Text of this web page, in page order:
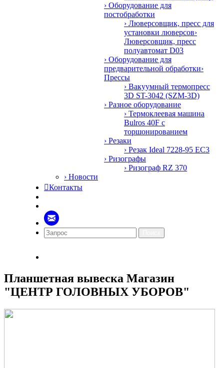
› Оборудование для
постобработки
› Люверсовщик, пресс для
установки люверсов›
Люверсовщик, пресс
полуавтомат D03
› Оборудование для
предварительной обработки›
Прессы
› Вакуумный термопресс
3D ST-3042 (SZM-3D)
› Разное оборудование
› Термоклеевая машина
Bulros 40F с
торшонированием
› Резаки
› Резак Ideal 7228-95 EC3
› Ризографы
› Ризограф RZ 370
› Новости
Контакты
Планшетная вывеска Магазин
"ЦЕНТР ГОЛОВНЫХ УБОРОВ"